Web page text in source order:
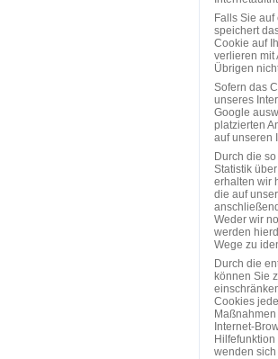
Falls Sie
speichert
Cookie auf
verlieren mit
Übrigen
Sofern das
unseres
Google
platzierten
auf unseren
Durch die
Statistik
erhalten wir
die auf
Weder wir
werden
Wege zu
Durch die
können Sie
Cookies
Internet-
wenden